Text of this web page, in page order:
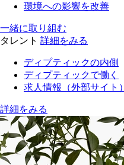
環境への影響を改善
一緒に取り組む
タレント 詳細をみる
ディプティックの内側
ディプティックで働く
求人情報（外部サイト）
詳細をみる